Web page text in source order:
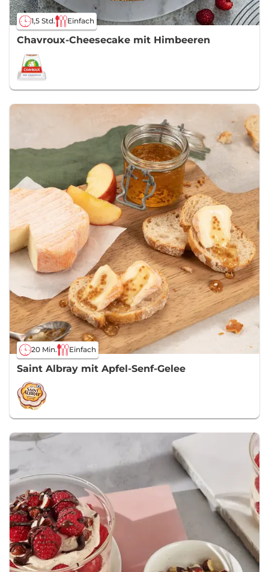
1,5 Std. Einfach
Chavroux-Cheesecake mit Himbeeren
20 Min. Einfach
Saint Albray mit Apfel-Senf-Gelee